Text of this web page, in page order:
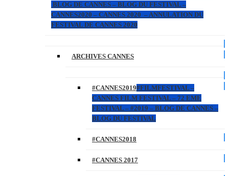
BLOG DE CANNES – BLOG DU FESTIVAL –
CANNES2020 – CANNES 2020 – ANNULATION DU
FESTIVAL DE CANNES 2020
ARCHIVES CANNES
#CANNES2019#FILMFESTIVAL –
CANNES FILM FESTIVAL – 72 EME
FESTIVAL – #2019 – BLOG DE CANNES –
BLOG DU FESTIVAL
#CANNES2018
#CANNES 2017